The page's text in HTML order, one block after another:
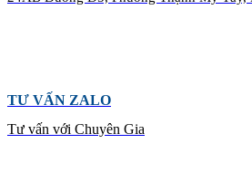
TƯ VẤN ZALO
Tư vấn với Chuyên Gia